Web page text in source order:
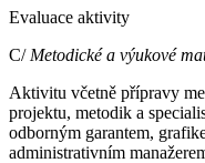
Evaluace aktivity
C/ Metodické a výukové
Aktivitu včetně přípravy
projektu, metodik a
odborným garantem,
administrativním